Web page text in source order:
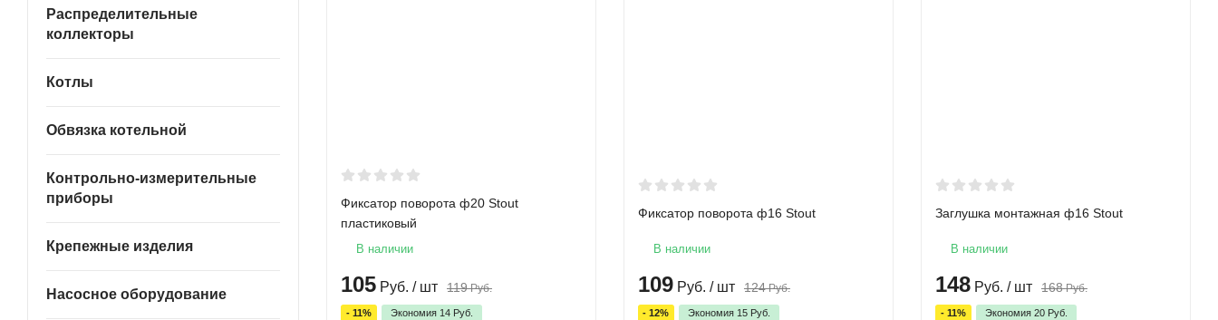
Распределительные
коллекторы
Котлы
Обвязка котельной
Контрольно-измерительные
приборы
Крепежные изделия
Насосное оборудование
Фиксатор поворота ф20 Stout
пластиковый
В наличии
105 Руб. / шт 119 Руб.
- 11% Экономия 14 Руб.
Фиксатор поворота ф16 Stout
В наличии
109 Руб. / шт 124 Руб.
- 12% Экономия 15 Руб.
Заглушка монтажная ф16 Stout
В наличии
148 Руб. / шт 168 Руб.
- 11% Экономия 20 Руб.